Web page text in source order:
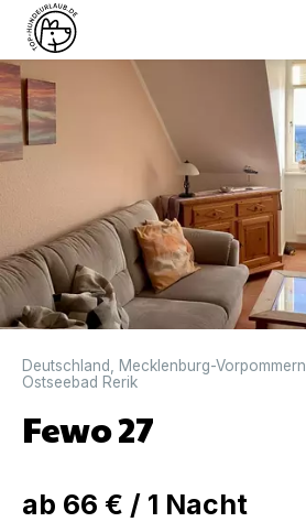
DIREKT BUCHBAR
Deutschland Mecklenburg-Vorpommern
Ostseebad Rerik
Fewo 27
ab 66 € / 1 Nacht